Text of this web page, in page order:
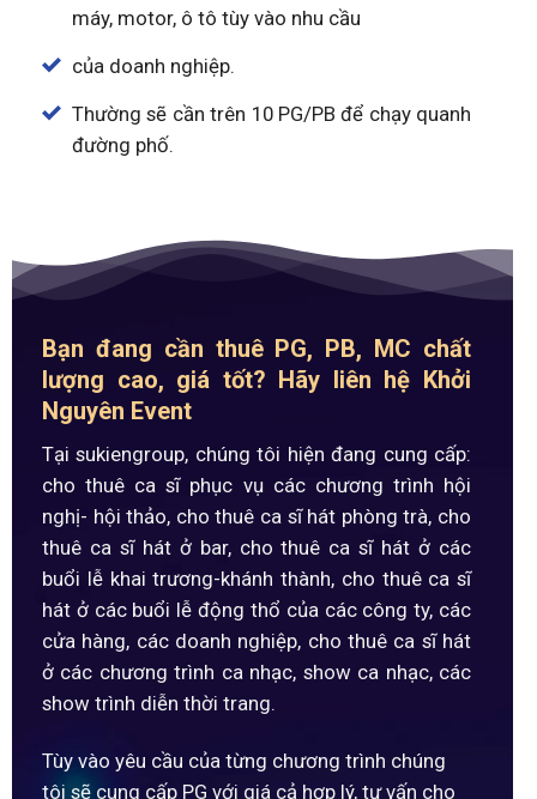
máy, motor, ô tô tùy vào nhu cầu
của doanh nghiệp.
Thường sẽ cần trên 10 PG/PB để chạy quanh
đường phố.
Bạn đang cần thuê PG, PB, MC chất
lượng cao, giá tốt? Hãy liên hệ Khởi
Nguyên Event
Tại sukiengroup, chúng tôi hiện đang cung cấp:
cho thuê ca sĩ phục vụ các chương trình hội
nghị- hội thảo, cho thuê ca sĩ hát phòng trà, cho
thuê ca sĩ hát ở bar, cho thuê ca sĩ hát ở các
buổi lễ khai trương-khánh thành, cho thuê ca sĩ
hát ở các buổi lễ động thổ của các công ty, các
cửa hàng, các doanh nghiệp, cho thuê ca sĩ hát
ở các chương trình ca nhạc, show ca nhạc, các
show trình diễn thời trang.
Tùy vào yêu cầu của từng chương trình chúng
tôi sẽ cung cấp PG với giá cả hợp lý, tư vấn cho